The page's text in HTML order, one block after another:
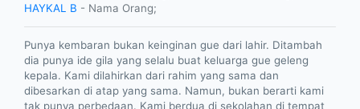
HAYKAL B - Nama Orang;
Punya kembaran bukan keinginan gue dari lahir. Ditambah
dia punya ide gila yang selalu buat keluarga gue geleng
kepala. Kami dilahirkan dari rahim yang sama dan
dibesarkan di atap yang sama. Namun, bukan berarti kami
tak punya perbedaan. Kami berdua di sekolahan di tempat